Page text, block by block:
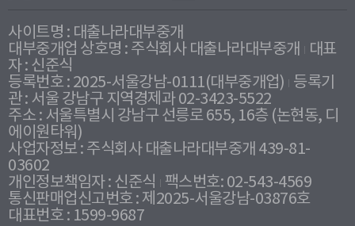
사이트명 : 대출나라대부중개
대부중개업 상호명 : 주식회사 대출나라대부중개
대표
자 : 신준식
등록번호 : 2025-서울강남-0111(대부중개업) 등록기
관 : 서울 강남구 지역경제과 02-3423-5522
주소 : 서울특별시 강남구 선릉로 655, 16층 (논현동, 디
에이원타워)
사업자정보 : 주식회사 대출나라대부중개 439-81-
03602
개인정보책임자 : 신준식
팩스번호: 02-543-4569
통신판매업신고번호 : 제2025-서울강남-03876호
대표번호 : 1599-9687